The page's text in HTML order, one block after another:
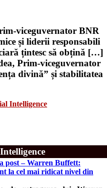
viceguvernator BNR
și liderii responsabili
țintesc să obțină […]
Prim-viceguvernator
divină” și stabilitatea
Intelligence
post – Warren Buffett:
la cel mai ridicat nivel din